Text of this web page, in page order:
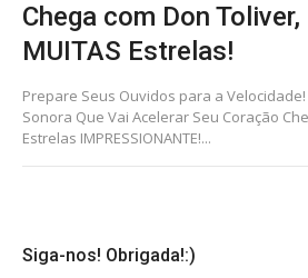
Chega com Don
MUITAS Estrelas!
Prepare Seus Ouvidos para a Velocidade!
Sonora Que Vai Acelerar Seu Coração
Estrelas IMPRESSIONANTE!...
Siga-nos! Obrigada!:)